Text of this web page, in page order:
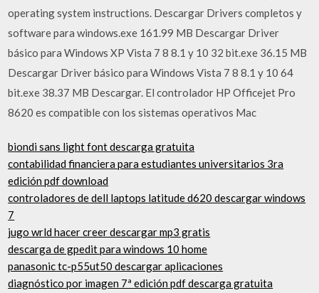
operating system instructions. Descargar Drivers completos y
software para windows.exe 161.99 MB Descargar Driver
básico para Windows XP Vista 7 8 8.1 y 10 32 bit.exe 36.15 MB
Descargar Driver básico para Windows Vista 7 8 8.1 y 10 64
bit.exe 38.37 MB Descargar. El controlador HP Officejet Pro
8620 es compatible con los sistemas operativos Mac
biondi sans light font descarga gratuita
contabilidad financiera para estudiantes universitarios 3ra
edición pdf download
controladores de dell laptops latitude d620 descargar windows
7
jugo wrld hacer creer descargar mp3 gratis
descarga de gpedit para windows 10 home
panasonic tc-p55ut50 descargar aplicaciones
diagnóstico por imagen 7ª edición pdf descarga gratuita